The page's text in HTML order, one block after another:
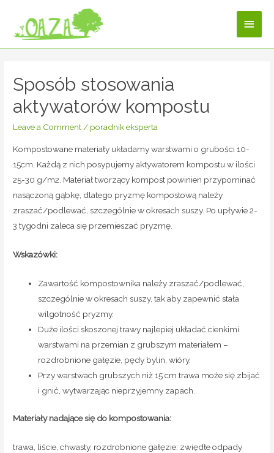
Sposób stosowania
aktywatorów kompostu
Leave a Comment/ poradnik eksperta
Kompostowane materiały układamy warstwami o grubości 10-
15cm. Każdą z nich posypujemy aktywatorem kompostu w ilości
25-30 g/m2 . Materiał tworzący kompost powinien przypominać
nasączoną gąbkę, dlatego pryzmę kompostową należy
zraszać/podlewać, szczególnie w okresach suszy. Po upływie 2-
3 tygodni zaleca się przemieszać pryzmę.
Wskazówki:
Zawartość kompostownika należy zraszać/podlewać,
szczególnie w okresach suszy, tak aby zapewnić stała
wilgotność pryzmy.
Duże ilości skoszonej trawy najlepiej układać cienkimi
warstwami na przemian z grubszym materiałem –
rozdrobnione gałęzie, pędy bylin, wióry.
Przy warstwach grubszych niż 15 cm trawa może się zbijać
i gnić, wytwarzając nieprzyjemny zapach.
Materiałynadające siędo kompostowania:
trawa, liście, chwasty, rozdrobnione gałęzie; zwiędłe odpady